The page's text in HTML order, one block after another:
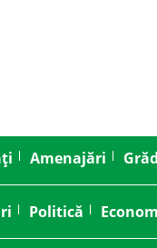
Amenajări
Politică